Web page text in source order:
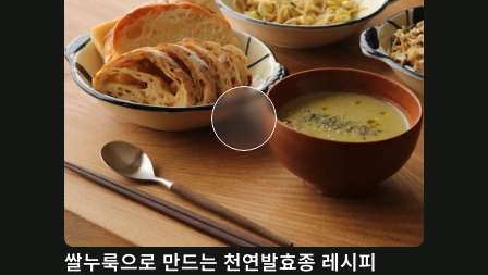
쌀누룩으로 만드는 천연발효종 레시피